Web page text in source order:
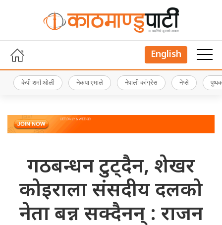
English
केपी शर्मा ओली नेकपा एमाले नेपाली कांग्रेस नेप्से
गठबन्धन टुट्दैन, शेखर
कोइराला संसदीय दलको
नेता बन्न सक्दैनन् : राजन